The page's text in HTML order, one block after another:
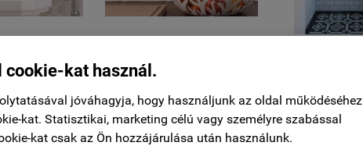
cookie-kat használ.
jóváhagyja, hogy használjunk az oldal működéséhez
kat. Statisztikai, marketing célú vagy személyre szabással
kat csak az Ön hozzájárulása után használunk.